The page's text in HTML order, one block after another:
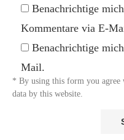
Benachrichtige
Kommentare via E-
Benachrichtige
Mail.
* By using this form you agree
data by this website.